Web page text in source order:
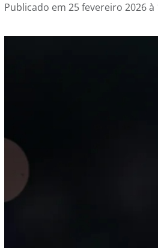
Publicado em 25 fevereiro 2026 à